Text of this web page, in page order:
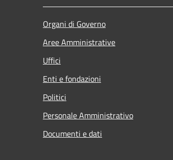
Organi di Governo
Aree Amministrative
Uffici
Enti e fondazioni
Politici
Personale Amministrativo
Documenti e dati